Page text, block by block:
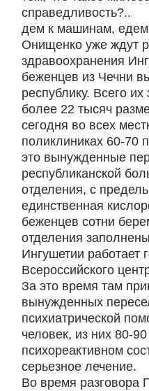
справедливость?..
дем к машинам,
Онищенко уже ждут
здравоохранения
беженцев из Чечни
республику. Всего
более 22 тысяч
сегодня во всех
поликлиниках 60-70
это вынужденные
республиканской
отделения, с
единственная
беженцев сотни
отделения
Ингушетии работает
Всероссийского
За это время там
вынужденных
психиатрической
человек, из них 80-
психореактивном
серьезное лечение.
Во время разговора